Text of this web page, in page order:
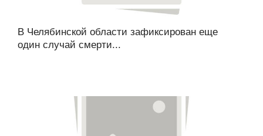
В Челябинской области зафиксирован еще
один случай смерти...